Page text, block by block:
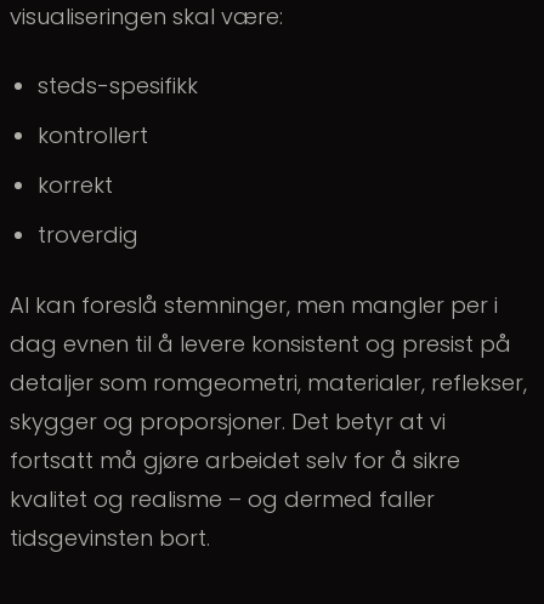
visualiseringen skal være:
steds-spesifikk
kontrollert
korrekt
troverdig
AI kan foreslå stemninger, men mangler per i
dag evnen til å levere konsistent og presist på
detaljer som romgeometri, materialer, reflekser,
skygger og proporsjoner. Det betyr at vi
fortsatt må gjøre arbeidet selv for å sikre
kvalitet og realisme – og dermed faller
tidsgevinsten bort.